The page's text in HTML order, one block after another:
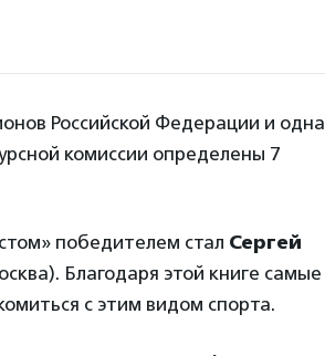
Российской Федерации и одна
комиссии определены 7
победителем стал Сергей
Благодаря этой книге самые
с этим видом спорта.